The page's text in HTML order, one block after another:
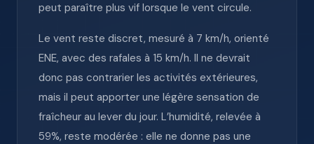
peut paraître plus vif lorsque le vent circule.
Le vent reste discret, mesuré à 7 km/h, orienté
ENE, avec des rafales à 15 km/h. Il ne devrait
donc pas contrarier les activités extérieures,
mais il peut apporter une légère sensation de
fraîcheur au lever du jour. L’humidité, relevée à
59%, reste modérée : elle ne donne pas une